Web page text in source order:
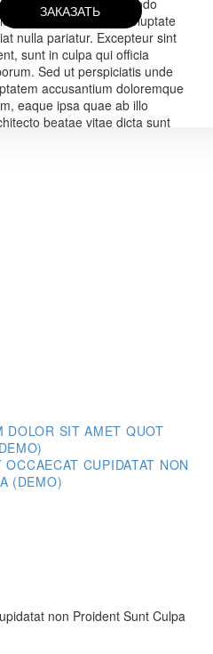
ЗАКАЗАТЬ
ut aliquip ex ea commodo
in reprehenderit in voluptate
nulla pariatur. Excepteur sint
sunt in culpa qui officia
Sed ut perspiciatis unde
accusantium doloremque
eaque ipsa quae ab illo
beatae vitae dicta sunt
DOLOR SIT AMET QUOT
CUPIDATAT NON
(DEMO)